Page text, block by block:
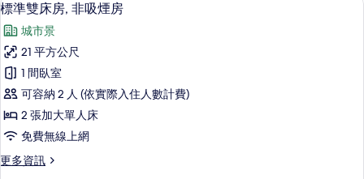
所
有
相
片
房,
煙
房
的
詳
情
示
標
準
雙
床
房,
吸
1
標準雙床房, 非吸煙房
城市景
21 平方公尺
1 間臥室
可容納 2 人 (依實際入住人數計費)
2 張加大單人床
免費無線上網
更多資訊
更